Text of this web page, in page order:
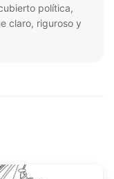
política,
claro, riguroso y